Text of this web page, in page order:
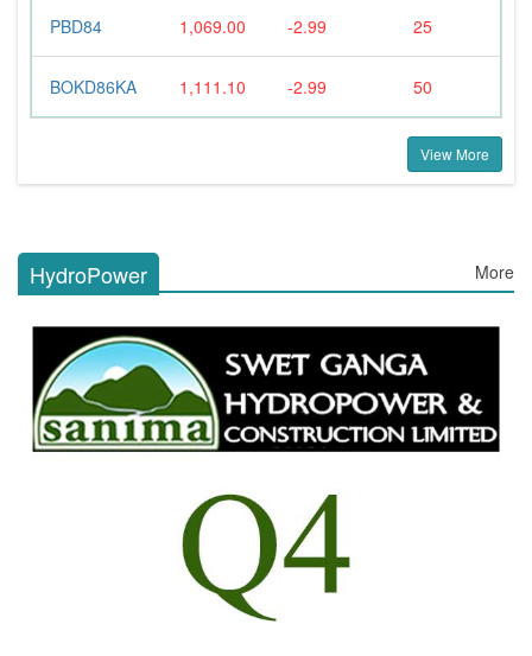
PBD84 1,069.00 -2.99 25
BOKD86KA 1,111.10 -2.99 50
View More
HydroPower More